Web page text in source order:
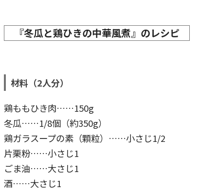
『冬瓜と鶏ひきの中華風煮』のレシピ
材料（2人分）
鶏ももひき肉……150g
冬瓜……1/8個（約350g）
鶏ガラスープの素（顆粒）……小さじ1/2
片栗粉……小さじ1
ごま油……大さじ1
酒……大さじ1